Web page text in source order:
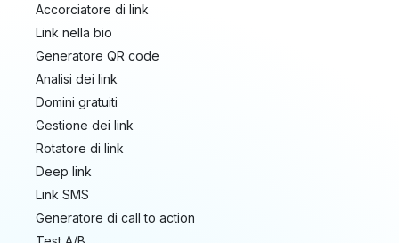
Accorciatore di link
Link nella bio
Generatore QR code
Analisi dei link
Domini gratuiti
Gestione dei link
Rotatore di link
Deep link
Link SMS
Generatore di call to action